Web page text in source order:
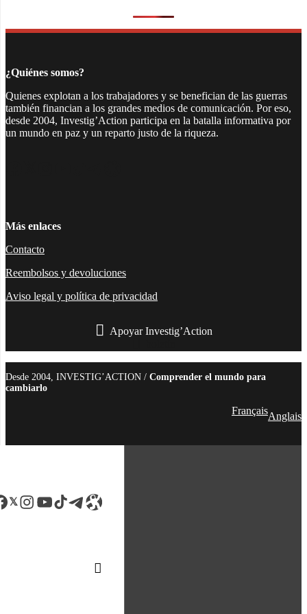
¿Quiénes somos?
Quienes explotan a los trabajadores y se benefician de las guerras
también financian a los grandes medios de comunicación. Por eso,
desde 2004, Investig’Action participa en la batalla informativa por
un mundo en paz y un reparto justo de la riqueza.
Más enlaces
Contacto
Reembolsos y devoluciones
Aviso legal y política de privacidad
Apoyar Investig’Action
Desde 2004, INVESTIG’ACTION / Comprender el mundo para
cambiarlo
FrançaisAnglais
LinkedIn
Instagram
YouTube
TikTok
Telegram
Enlace